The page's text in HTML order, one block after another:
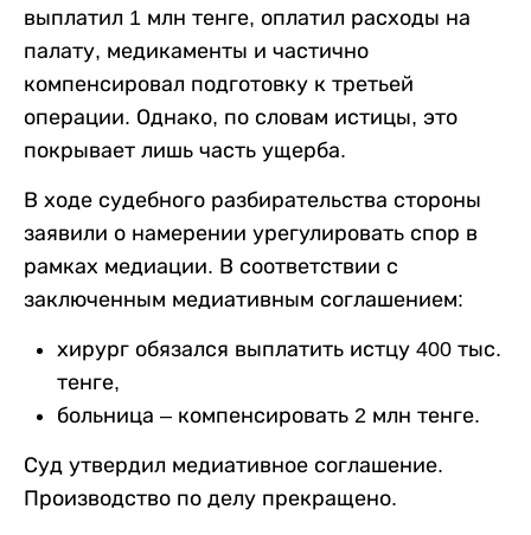
выплатил 1 млн тенге, оплатил расходы на
палату, медикаменты и частично
компенсировал подготовку к третьей
операции. Однако, по словам истицы, это
покрывает лишь часть ущерба.
В ходе судебного разбирательства стороны
заявили о намерении урегулировать спор в
рамках медиации. В соответствии с
заключенным медиативным соглашением:
хирург обязался выплатить истцу 400 тыс.
тенге,
больница – компенсировать 2 млн тенге.
Суд утвердил медиативное соглашение.
Производство по делу прекращено.